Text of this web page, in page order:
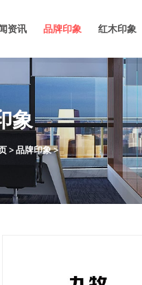
资讯 品牌印象 红木印象
象
>品牌印象>